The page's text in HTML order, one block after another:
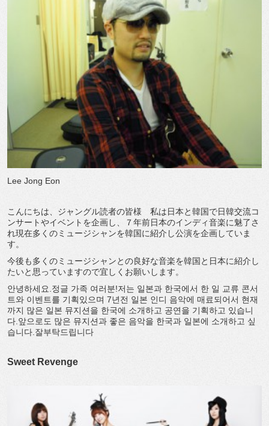
Lee Jong Eon
こんにちは、ジャングル読者の皆様 私は日本と韓国で日韓交流コ
ンサートやイベントを企画し、７年前日本のインディ音楽に魅了さ
れ現在多くのミュージシャンを韓国に紹介し公演を企画していま
す。
今後も多くのミュージシャンとの良好な音楽を韓国と日本に紹介し
たいと思っていますので宜しくお願いします。
안녕하세요.정글 가족 여러분!저는 일본과 한국에서 한 일 교류 콘서
트와 이벤트를 기획있으며 7년전 일본 인디 음악에 매료되어서 현재
까지 많은 일본 뮤지션을 한국에 소개하고 공연을 기획하고 있습니
다.앞으로도 많은 뮤지션과 좋은 음악을 한국과 일본에 소개하고 싶
습니다.잘부탁드립니다
Sweet Revenge